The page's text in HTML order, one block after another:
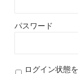
パスワード
ログイン状態